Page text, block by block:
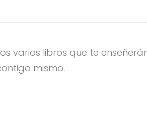
varios libros que te
mismo.